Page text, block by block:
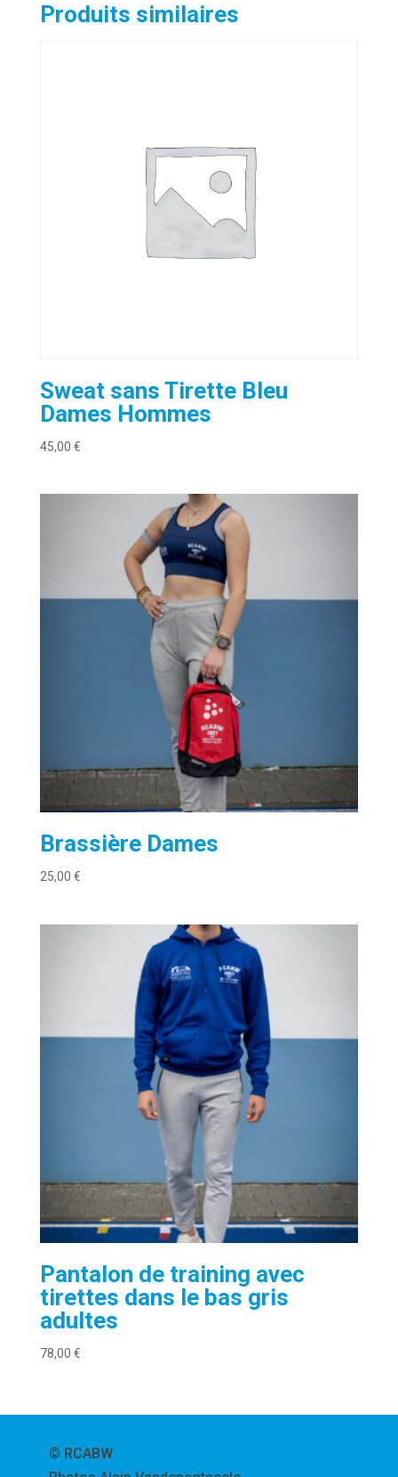
Produits similaires
Sweat sans Tirette Bleu
Dames Hommes
45,00 €
Brassière Dames
25,00 €
Pantalon de training avec
tirettes dans le bas gris
adultes
78,00 €
© RCABW